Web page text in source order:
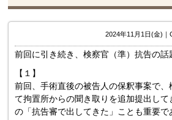
2024年11月1日(金)｜
前回に引き続き、検察官（準）抗告の話
【１】
前回、手術直後の被告人の保釈事案で
て拘置所からの聞き取りを追加提出して
の「抗告審で出してきた」ことも重要で